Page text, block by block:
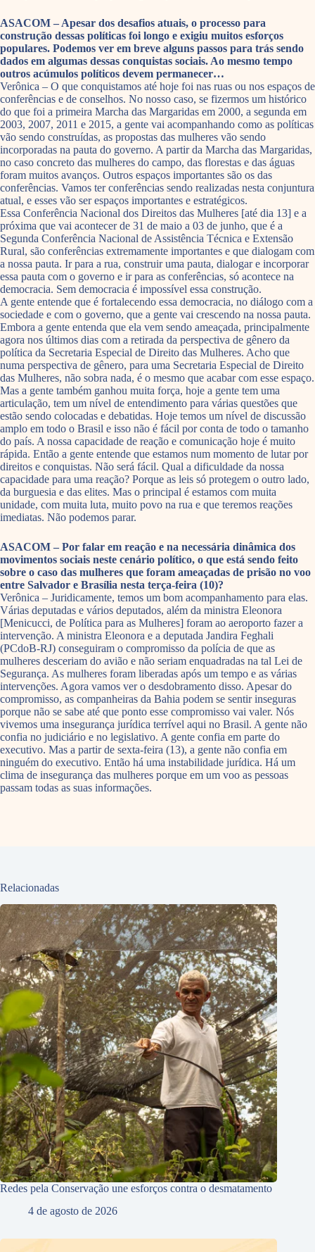
ASACOM – Apesar dos desafios atuais, o processo para
construção dessas políticas foi longo e exigiu muitos esforços
populares. Podemos ver em breve alguns passos para trás sendo
dados em algumas dessas conquistas sociais. Ao mesmo tempo
outros acúmulos políticos devem permanecer…
Verônica – O que conquistamos até hoje foi nas ruas ou nos espaços de
conferências e de conselhos. No nosso caso, se fizermos um histórico
do que foi a primeira Marcha das Margaridas em 2000, a segunda em
2003, 2007, 2011 e 2015, a gente vai acompanhando como as políticas
vão sendo construídas, as propostas das mulheres vão sendo
incorporadas na pauta do governo. A partir da Marcha das Margaridas,
no caso concreto das mulheres do campo, das florestas e das águas
foram muitos avanços. Outros espaços importantes são os das
conferências. Vamos ter conferências sendo realizadas nesta conjuntura
atual, e esses vão ser espaços importantes e estratégicos.
Essa Conferência Nacional dos Direitos das Mulheres [até dia 13] e a
próxima que vai acontecer de 31 de maio a 03 de junho, que é a
Segunda Conferência Nacional de Assistência Técnica e Extensão
Rural, são conferências extremamente importantes e que dialogam com
a nossa pauta. Ir para a rua, construir uma pauta, dialogar e incorporar
essa pauta com o governo e ir para as conferências, só acontece na
democracia. Sem democracia é impossível essa construção.
A gente entende que é fortalecendo essa democracia, no diálogo com a
sociedade e com o governo, que a gente vai crescendo na nossa pauta.
Embora a gente entenda que ela vem sendo ameaçada, principalmente
agora nos últimos dias com a retirada da perspectiva de gênero da
política da Secretaria Especial de Direito das Mulheres. Acho que
numa perspectiva de gênero, para uma Secretaria Especial de Direito
das Mulheres, não sobra nada, é o mesmo que acabar com esse espaço.
Mas a gente também ganhou muita força, hoje a gente tem uma
articulação, tem um nível de entendimento para várias questões que
estão sendo colocadas e debatidas. Hoje temos um nível de discussão
amplo em todo o Brasil e isso não é fácil por conta de todo o tamanho
do país. A nossa capacidade de reação e comunicação hoje é muito
rápida. Então a gente entende que estamos num momento de lutar por
direitos e conquistas. Não será fácil. Qual a dificuldade da nossa
capacidade para uma reação? Porque as leis só protegem o outro lado,
da burguesia e das elites. Mas o principal é estamos com muita
unidade, com muita luta, muito povo na rua e que teremos reações
imediatas. Não podemos parar.
ASACOM – Por falar em reação e na necessária dinâmica dos
movimentos sociais neste cenário político, o que está sendo feito
sobre o caso das mulheres que foram ameaçadas de prisão no voo
entre Salvador e Brasília nesta terça-feira (10)?
Verônica – Juridicamente, temos um bom acompanhamento para elas.
Várias deputadas e vários deputados, além da ministra Eleonora
[Menicucci, de Política para as Mulheres] foram ao aeroporto fazer a
intervenção. A ministra Eleonora e a deputada Jandira Feghali
(PCdoB-RJ) conseguiram o compromisso da polícia de que as
mulheres desceriam do avião e não seriam enquadradas na tal Lei de
Segurança. As mulheres foram liberadas após um tempo e as várias
intervenções. Agora vamos ver o desdobramento disso. Apesar do
compromisso, as companheiras da Bahia podem se sentir inseguras
porque não se sabe até que ponto esse compromisso vai valer. Nós
vivemos uma insegurança jurídica terrível aqui no Brasil. A gente não
confia no judiciário e no legislativo. A gente confia em parte do
executivo. Mas a partir de sexta-feira (13), a gente não confia em
ninguém do executivo. Então há uma instabilidade jurídica. Há um
clima de insegurança das mulheres porque em um voo as pessoas
passam todas as suas informações.
Relacionadas
Redes pela Conservação une esforços contra o desmatamento
4 de agosto de 2026